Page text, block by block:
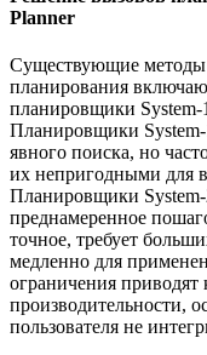
Planner
Существующие методы
планирования
планировщики
Планировщики
явного поиска, но
их непригодными для
Планировщики
преднамеренное
точное, требует
медленно для
ограничения
производительности,
пользователя не